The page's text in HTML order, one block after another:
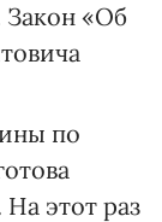
Закон «Об
по
этот раз